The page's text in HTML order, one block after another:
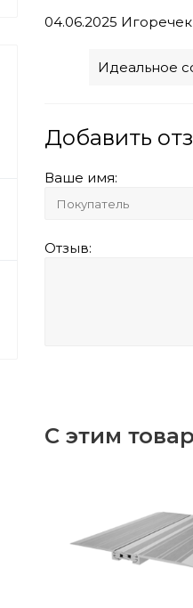
04.06.2025 Игоречек
Идеальное
Добавить
Ваше имя:
Отзыв:
С этим